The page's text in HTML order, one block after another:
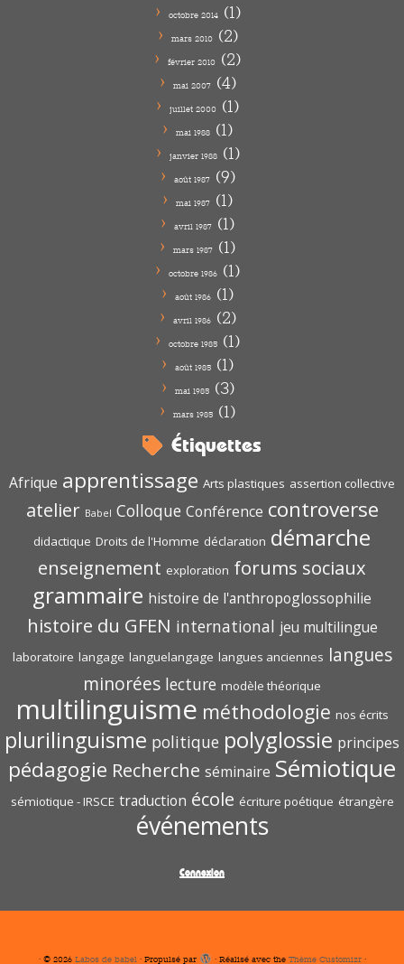
octobre 2014(1)
mars 2010 (2)
février 2010 (2)
mai 2007(4)
juillet 2000 (1)
mai 1988 (1)
janvier 1988(1)
août 1987(9)
mai 1987 (1)
avril 1987 (1)
mars 1987 (1)
octobre 1986 (1)
août 1986 (1)
avril 1986(2)
octobre 1985 (1)
août 1985 (1)
mai 1985(3)
mars 1985 (1)
Étiquettes
Afrique apprentissage Arts plastiques assertion collective
atelier Babel Colloque Conférence controverse
didactique Droits de l'Homme déclaration démarche
enseignement exploration forums sociaux
grammaire histoire de l'anthropoglossophilie
histoire du GFEN international jeu multilingue
laboratoire langage languelangage langues anciennes langues
minorées lecture modèle théorique
multilinguisme méthodologie nos écrits
plurilinguisme politique polyglossie principes
pédagogie Recherche séminaire Sémiotique
sémiotique - IRSCE traduction école écriture poétique étrangère
événements
Connexion
· © 2026 Labos de babel· Propulsé par · Réalisé avec the Thème Customizr·